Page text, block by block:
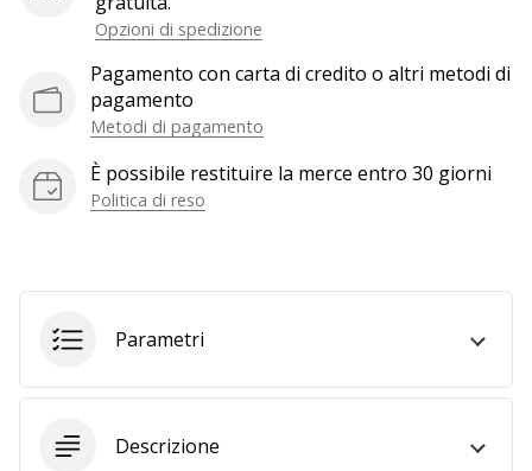
un
fanatico
dell'handball
noi?
Unisciti
come
Ambassador.
Mostra
Opzioni di spedizione
Pagamento con carta di credito o altri metodi di
pagamento
Metodi di pagamento
È possibile restituire la merce entro 30 giorni
Politica di reso
Parametri
Descrizione